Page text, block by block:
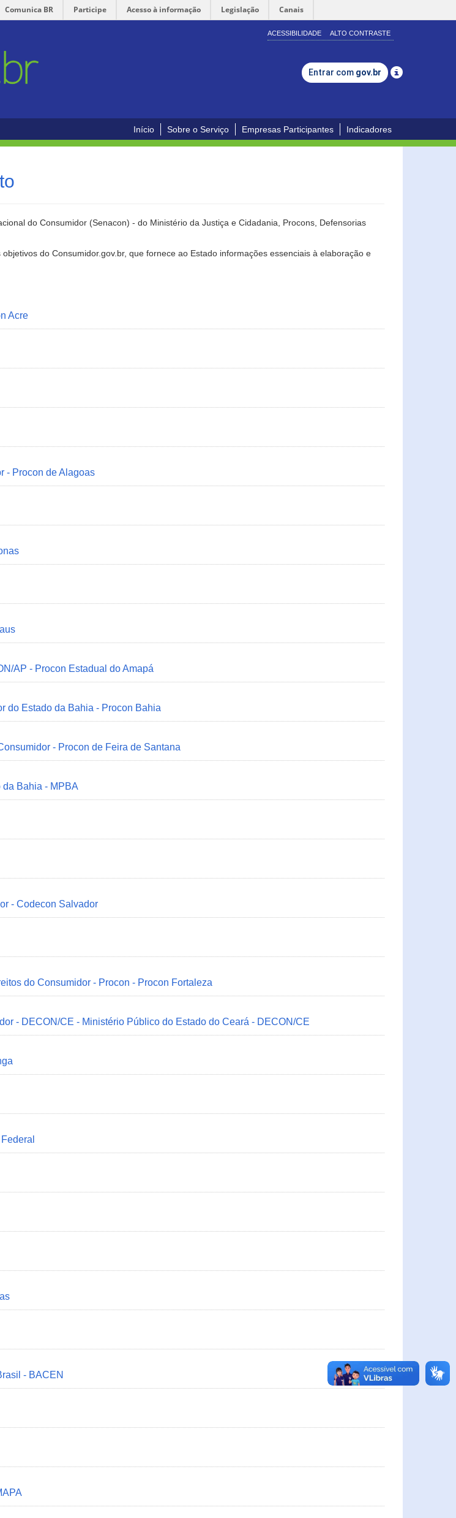
Comunica BR Participe Acesso à informação Legislação Canais
ACESSIBILIDADE ALTO CONTRASTE
Entrar com gov.br
Início Sobre o Serviço Empresas Participantes Indicadores
do Consumidor (Senacon) - do Ministério da Justiça e Cidadania, Procons, Defensorias
do Consumidor.gov.br, que fornece ao Estado informações essenciais à elaboração e
Acre
- Procon de Alagoas
AP - Procon Estadual do Amapá
do Estado da Bahia - Procon Bahia
- Procon de Feira de Santana
Bahia - MPBA
- Codecon Salvador
do Consumidor - Procon - Procon Fortaleza
- DECON/CE - Ministério Público do Estado do Ceará - DECON/CE
- BACEN